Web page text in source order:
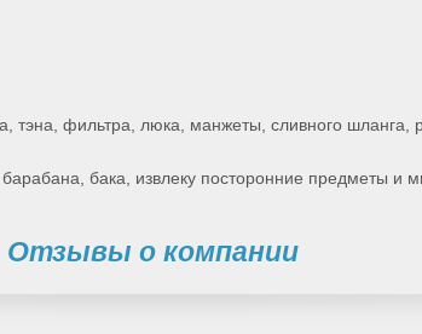
тэна, фильтра, люка, манжеты, сливного шланга,
бака, извлеку посторонние предметы и
Отзывы о компании